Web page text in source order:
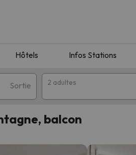
Hôtels Infos Stations
Sortie 2 adultes
balcon